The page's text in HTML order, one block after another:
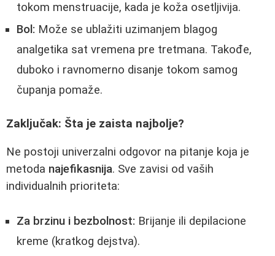
tokom menstruacije, kada je koža osetljivija.
Bol: Može se ublažiti uzimanjem blagog
analgetika sat vremena pre tretmana. Takođe,
duboko i ravnomerno disanje tokom samog
čupanja pomaže.
Zaključak: Šta je zaista najbolje?
Ne postoji univerzalni odgovor na pitanje koja je
metoda najefikasnija. Sve zavisi od vaših
individualnih prioriteta:
Za brzinu i bezbolnost: Brijanje ili depilacione
kreme (kratkog dejstva).